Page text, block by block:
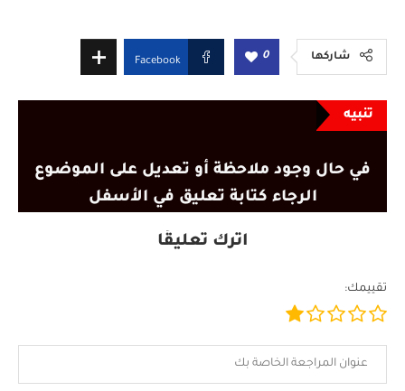
شاركها 0
Facebook
تنبيه
في حال وجود ملاحظة أو تعديل على الموضوع
الرجاء كتابة تعليق في الأسفل
اترك تعليقًا
تقييمك: